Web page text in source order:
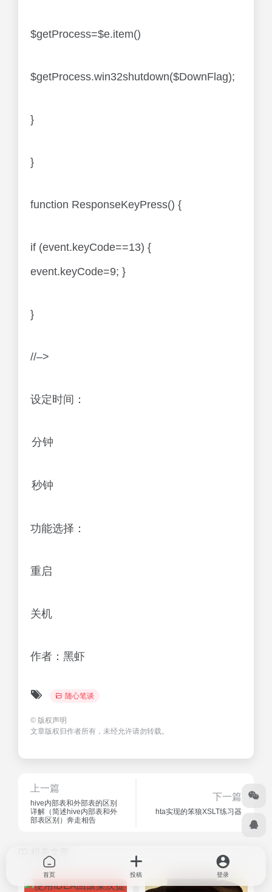
$getProcess=$e.item()
$getProcess.win32shutdown($DownFlag);
}
}
function ResponseKeyPress() {
if (event.keyCode==13) {
event.keyCode=9; }
}
//–>
设定时间：
功能选择：
重启
关机
作者：黑虾
随心笔谈
© 版权声明
文章版权归作者所有，未经允许请勿转载。
上一篇
hive内部表和外部表的区别
详解（简述hive内部表和外
部表区别）奔走相告
下一篇
hta实现的笨狼XSLT练习器
首页 投稿 登录